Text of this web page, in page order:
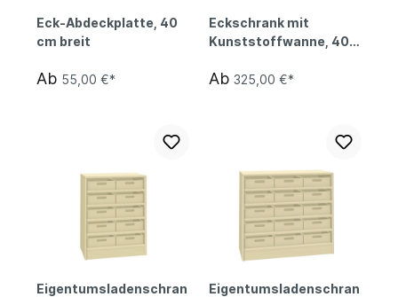
Eck-Abdeckplatte, 40
cm breit
Ab 55,00 €*
Eckschrank mit
Kunststoffwanne, 40
Ab 325,00 €*
Eigentumsladenschran
Eigentumsladenschran